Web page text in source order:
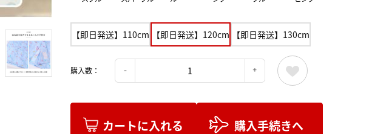
【即日発送】110cm 【即日発送】120cm 【即日発送】130cm
購入数：
カートに入れる 購入手続きへ